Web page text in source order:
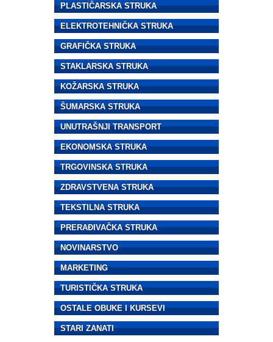
PLASTIČARSKA STRUKA
ELEKTROTEHNIČKA STRUKA
GRAFIČKA STRUKA
STAKLARSKA STRUKA
KOŽARSKA STRUKA
ŠUMARSKA STRUKA
UNUTRAŠNJI TRANSPORT
EKONOMSKA STRUKA
TRGOVINSKA STRUKA
ZDRAVSTVENA STRUKA
TEKSTILNA STRUKA
PRERAĐIVAČKA STRUKA
NOVINARSTVO
MARKETING
TURISTIČKA STRUKA
OSTALE OBUKE I KURSEVI
STARI ZANATI